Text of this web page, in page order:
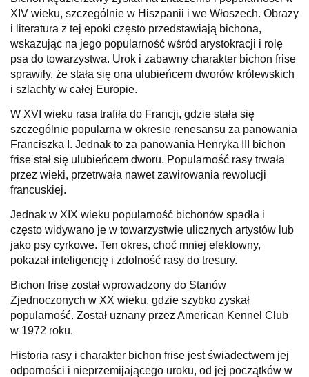
XIV wieku, szczególnie w Hiszpanii i we Włoszech. Obrazy
i literatura z tej epoki często przedstawiają bichona,
wskazując na jego popularność wśród arystokracji i rolę
psa do towarzystwa. Urok i zabawny charakter bichon frise
sprawiły, że stała się ona ulubieńcem dworów królewskich
i szlachty w całej Europie.
W XVI wieku rasa trafiła do Francji, gdzie stała się
szczególnie popularna w okresie renesansu za panowania
Franciszka I. Jednak to za panowania Henryka III bichon
frise stał się ulubieńcem dworu. Popularność rasy trwała
przez wieki, przetrwała nawet zawirowania rewolucji
francuskiej.
Jednak w XIX wieku popularność bichonów spadła i
często widywano je w towarzystwie ulicznych artystów lub
jako psy cyrkowe. Ten okres, choć mniej efektowny,
pokazał inteligencję i zdolność rasy do tresury.
Bichon frise został wprowadzony do Stanów
Zjednoczonych w XX wieku, gdzie szybko zyskał
popularność. Został uznany przez American Kennel Club
w 1972 roku.
Historia rasy i charakter bichon frise jest świadectwem jej
odporności i nieprzemijającego uroku, od jej początków w